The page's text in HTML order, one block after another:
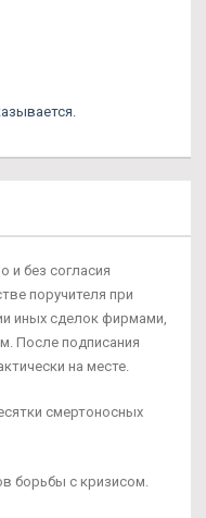
и без согласия
поручителя при
иных сделок фирмами,
После подписания
на месте.
смертоносных
борьбы с кризисом.